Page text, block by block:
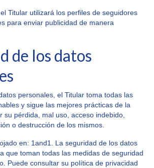
Titular utilizará los perfiles de seguidores
para enviar publicidad de manera
de los datos
personales, el Titular toma todas las
y sigue las mejores prácticas de la
su pérdida, mal uso, acceso indebido,
o destrucción de los mismos.
en: 1and1. La seguridad de los datos
que toman todas las medidas de seguridad
Puede consultar su política de privacidad